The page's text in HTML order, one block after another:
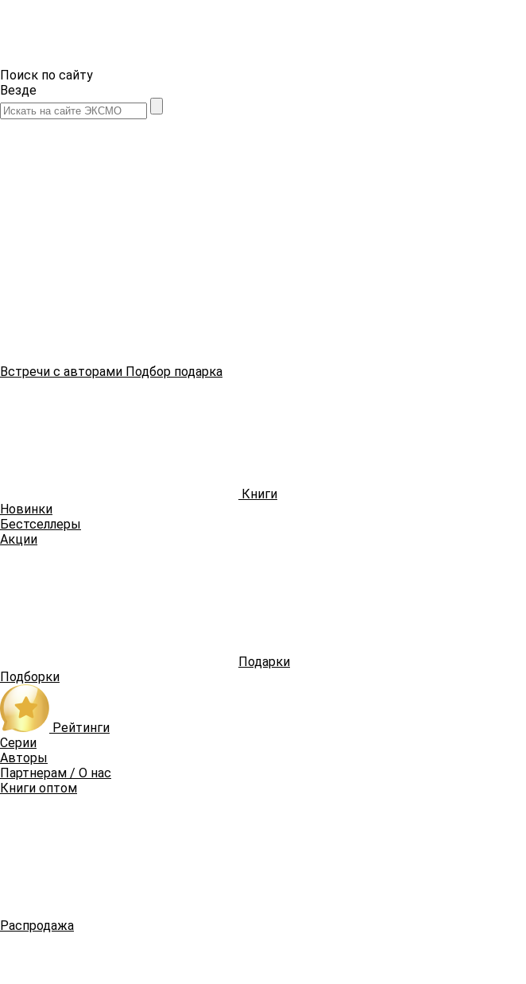
Поиск по сайту
Везде
Встречи с авторами Подбор подарка
Книги
Новинки
Бестселлеры
Акции
Подарки
Подборки
Рейтинги
Серии
Авторы
Партнерам / О нас
Книги оптом
Распродажа